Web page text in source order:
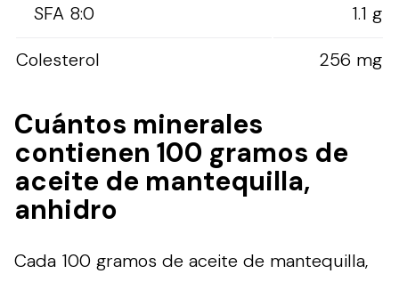
SFA 8:0
1.1 g
Colesterol
256 mg
Cuántos minerales
contienen 100 gramos de
aceite de mantequilla,
anhidro
Cada 100 gramos de aceite de mantequilla,